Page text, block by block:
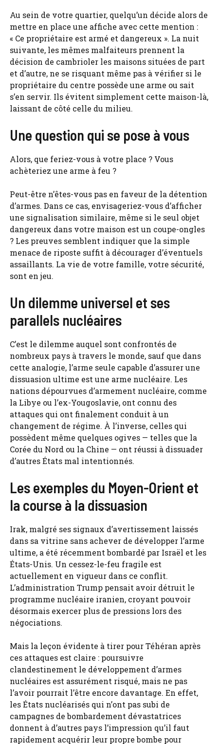
Au sein de votre quartier, quelqu’un décide alors de
mettre en place une affiche avec cette mention :
« Ce propriétaire est armé et dangereux ». La nuit
suivante, les mêmes malfaiteurs prennent la
décision de cambrioler les maisons situées de part
et d’autre, ne se risquant même pas à vérifier si le
propriétaire du centre possède une arme ou sait
s’en servir. Ils évitent simplement cette maison-là,
laissant de côté celle du milieu.
Une question qui se pose à vous
Alors, que feriez-vous à votre place ? Vous
achèteriez une arme à feu ?
Peut-être n’êtes-vous pas en faveur de la détention
d’armes. Dans ce cas, envisageriez-vous d’afficher
une signalisation similaire, même si le seul objet
dangereux dans votre maison est un coupe-ongles
? Les preuves semblent indiquer que la simple
menace de riposte suffit à décourager d’éventuels
assaillants. La vie de votre famille, votre sécurité,
sont en jeu.
Un dilemme universel et ses
parallels nucléaires
C’est le dilemme auquel sont confrontés de
nombreux pays à travers le monde, sauf que dans
cette analogie, l’arme seule capable d’assurer une
dissuasion ultime est une arme nucléaire. Les
nations dépourvues d’armement nucléaire, comme
la Libye ou l’ex-Yougoslavie, ont connu des
attaques qui ont finalement conduit à un
changement de régime. À l’inverse, celles qui
possèdent même quelques ogives — telles que la
Corée du Nord ou la Chine — ont réussi à dissuader
d’autres États mal intentionnés.
Les exemples du Moyen-Orient et
la course à la dissuasion
Irak, malgré ses signaux d’avertissement laissés
dans sa vitrine sans achever de développer l’arme
ultime, a été récemment bombardé par Israël et les
États-Unis. Un cessez-le-feu fragile est
actuellement en vigueur dans ce conflit.
L’administration Trump pensait avoir détruit le
programme nucléaire iranien, croyant pouvoir
désormais exercer plus de pressions lors des
négociations.
Mais la leçon évidente à tirer pour Téhéran après
ces attaques est claire : poursuivre
clandestinement le développement d’armes
nucléaires est assurément risqué, mais ne pas
l’avoir pourrait l’être encore davantage. En effet,
les États nucléarisés qui n’ont pas subi de
campagnes de bombardement dévastatrices
donnent à d’autres pays l’impression qu’il faut
rapidement acquérir leur propre bombe pour